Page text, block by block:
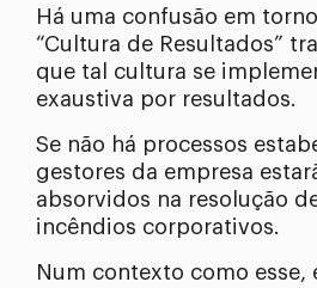
Há uma confusão em
“Cultura de Resultados”
que tal cultura se
exaustiva por resultados.
Se não há processos
gestores da empresa
absorvidos na resolução
incêndios corporativos.
Num contexto como esse,